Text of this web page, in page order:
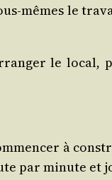
mêmes le
le local,
à
par minute et